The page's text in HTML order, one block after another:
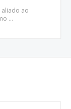
aliado ao
…